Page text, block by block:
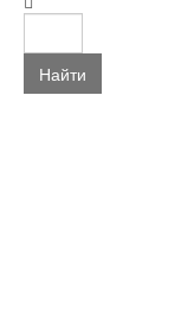
Найти